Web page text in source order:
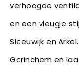
verhoogde
en een vleugje
Sleeuwijk en
Gorinchem en